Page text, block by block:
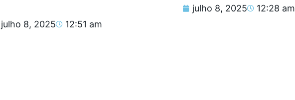
julho 8, 2025 12:51 am
julho 8, 2025 12:28 am